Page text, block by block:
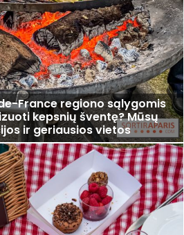
France regiono sąlygomis
kepsnių šventę? Mūsų
ir geriausios vietos